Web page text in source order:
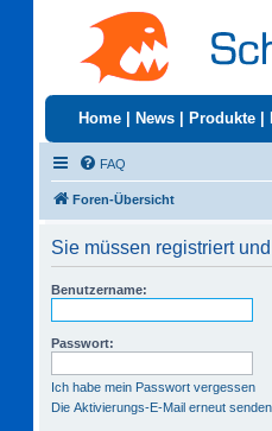
Home News Produkte
FAQ
Foren-Übersicht
Sie müssen registriert
Benutzername:
Passwort:
Ich habe mein Passwort vergessen
Die Aktivierungs-E-Mail erneut senden